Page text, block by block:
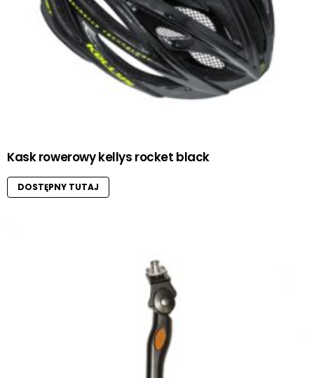
Kask rowerowy kellys rocket black
DOSTĘPNY TUTAJ